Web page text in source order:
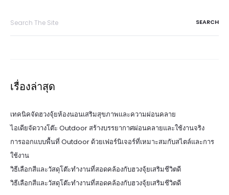
เรื่องล่าสุด
เทคนิคจัดฮวงจุ้ยห้องนอนเสริมสุขภาพและความผ่อนคลาย
ไอเดียจัดวางโต๊ะ Outdoor สร้างบรรยากาศผ่อนคลายและใช้งานจริง
การออกแบบพื้นที่ Outdoor ด้วยเฟอร์นิเจอร์ที่เหมาะสมกับสไตล์และการ
ใช้งาน
วิธีเลือกสีและวัสดุโต๊ะทำงานที่สอดคล้องกับฮวงจุ้ยเสริมชีวิตดี
วิธีเลือกสีและวัสดุโต๊ะทำงานที่สอดคล้องกับฮวงจุ้ยเสริมชีวิตดี